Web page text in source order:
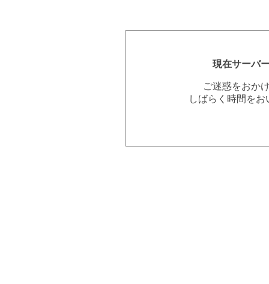
現在サーバ
ご迷惑をおか
しばらく時間を